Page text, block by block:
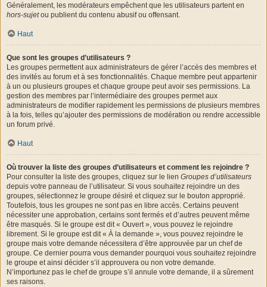
Généralement, les modérateurs empêchent que les utilisateurs partent en
hors-sujetou publient du contenu abusif ou offensant.
Haut
Que sont les groupes d’utilisateurs ?
Les groupes permettent aux administrateurs de gérer l’accès des membres et
des invités au forum et à ses fonctionnalités. Chaque membre peut appartenir
à un ou plusieurs groupes et chaque groupe peut avoir ses permissions. La
gestion des membres par l’intermédiaire des groupes permet aux
administrateurs de modifier rapidement les permissions de plusieurs membres
à la fois, telles qu’ajouter des permissions de modération ou rendre accessible
un forum privé.
Haut
Où trouver la liste des groupes d’utilisateurs et comment les rejoindre ?
Pour consulter la liste des groupes, cliquez sur le lien Groupes d’utilisateurs
depuis votre panneau de l’utilisateur. Si vous souhaitez rejoindre un des
groupes, sélectionnez le groupe désiré et cliquez sur le bouton approprié.
Toutefois, tous les groupes ne sont pas en libre accès. Certains peuvent
nécessiter une approbation, certains sont fermés et d’autres peuvent même
être masqués. Si le groupe est dit « Ouvert », vous pouvez le rejoindre
librement. Si le groupe est dit « À la demande », vous pouvez rejoindre le
groupe mais votre demande nécessitera d’être approuvée par un chef de
groupe. Ce dernier pourra vous demander pourquoi vous souhaitez rejoindre
le groupe et ainsi décider s’il approuvera ou non votre demande.
N’importunez pas le chef de groupe s’il annule votre demande, il a sûrement
ses raisons.